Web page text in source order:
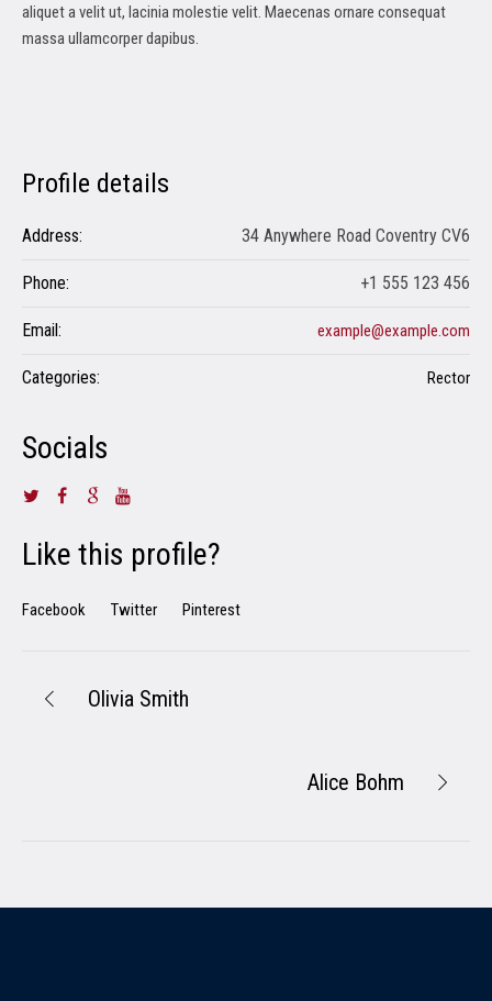
aliquet a velit ut, lacinia molestie velit. Maecenas ornare consequat
massa ullamcorper dapibus.
Profile details
Address: 34 Anywhere Road Coventry CV6
Phone: +1 555 123 456
Email: example@example.com
Categories: Rector
Socials
Like this profile?
Facebook Twitter Pinterest
Olivia Smith
Alice Bohm